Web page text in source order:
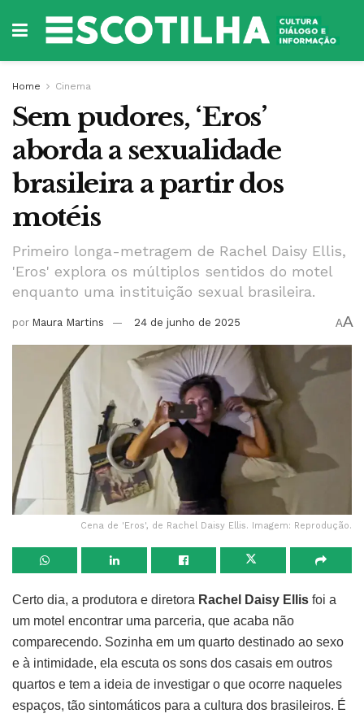
Home Cinema
Sem pudores, ‘Eros’
aborda a sexualidade
brasileira a partir dos
motéis
Primeiro longa-metragem de Rachel Daisy Ellis,
'Eros' explora os múltiplos sentidos do motel
enquanto uma instituição sexual brasileira.
por Maura Martins 24 de junho de 2025 AA
Cena de 'Eros', de Rachel Daisy Ellis. Imagem: Reprodução.
Certo dia, a produtora e diretora Rachel Daisy Ellis foi a
um motel encontrar uma parceria, que acaba não
comparecendo. Sozinha em um quarto destinado ao sexo
e à intimidade, ela escuta os sons dos casais em outros
quartos e tem a ideia de investigar o que ocorre naqueles
espaços, tão sintomáticos para a cultura dos brasileiros. É